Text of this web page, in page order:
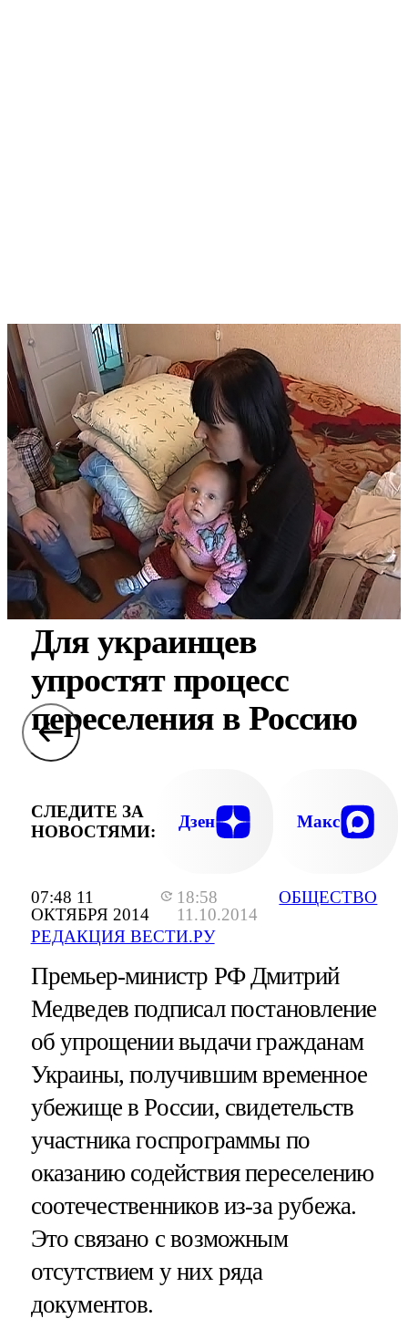
07:48 11
ОКТЯБРЯ 2014
18:58
11.10.2014
РЕДАКЦИЯ ВЕСТИ.РУ
ОБЩЕСТВО
Для украинцев
упростят процесс
переселения в Россию
СЛЕДИТЕ ЗА
НОВОСТЯМИ:
Дзен Макс
Премьер-министр РФ Дмитрий
Медведев подписал постановление
об упрощении выдачи гражданам
Украины, получившим временное
убежище в России, свидетельств
участника госпрограммы по
оказанию содействия переселению
соотечественников из-за рубежа.
Это связано с возможным
отсутствием у них ряда
документов.